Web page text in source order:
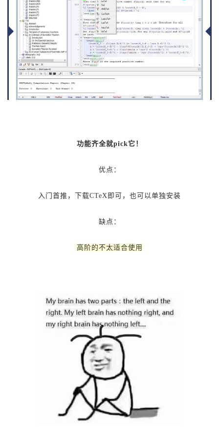
功能齐全就pick它！
优点：
入门首推， 下载CTeX即可，也可以单独安装
缺点：
高阶的不太适合使用